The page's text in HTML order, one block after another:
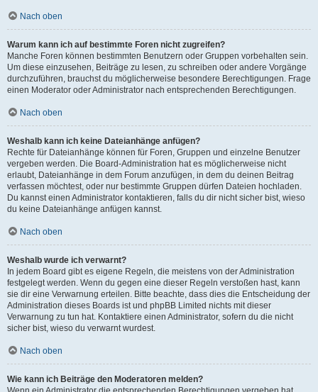
Nach oben
Warum kann ich auf bestimmte Foren nicht zugreifen?
Manche Foren können bestimmten Benutzern oder Gruppen vorbehalten sein.
Um diese einzusehen, Beiträge zu lesen, zu schreiben oder andere Vorgänge
durchzuführen, brauchst du möglicherweise besondere Berechtigungen. Frage
einen Moderator oder Administrator nach entsprechenden Berechtigungen.
Nach oben
Weshalb kann ich keine Dateianhänge anfügen?
Rechte für Dateianhänge können für Foren, Gruppen und einzelne Benutzer
vergeben werden. Die Board-Administration hat es möglicherweise nicht
erlaubt, Dateianhänge in dem Forum anzufügen, in dem du deinen Beitrag
verfassen möchtest, oder nur bestimmte Gruppen dürfen Dateien hochladen.
Du kannst einen Administrator kontaktieren, falls du dir nicht sicher bist, wieso
du keine Dateianhänge anfügen kannst.
Nach oben
Weshalb wurde ich verwarnt?
In jedem Board gibt es eigene Regeln, die meistens von der Administration
festgelegt werden. Wenn du gegen eine dieser Regeln verstoßen hast, kann
sie dir eine Verwarnung erteilen. Bitte beachte, dass dies die Entscheidung der
Administration dieses Boards ist und phpBB Limited nichts mit dieser
Verwarnung zu tun hat. Kontaktiere einen Administrator, sofern du die nicht
sicher bist, wieso du verwarnt wurdest.
Nach oben
Wie kann ich Beiträge den Moderatoren melden?